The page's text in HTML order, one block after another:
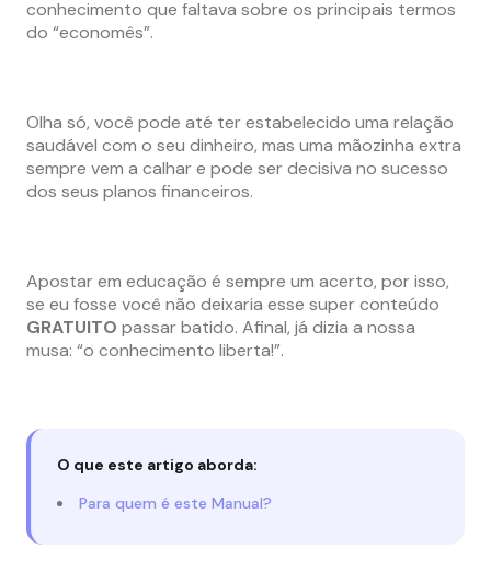
conhecimento que faltava sobre os principais termos
do “economês”.
Olha só, você pode até ter estabelecido uma relação
saudável com o seu dinheiro, mas uma mãozinha extra
sempre vem a calhar e pode ser decisiva no sucesso
dos seus planos financeiros.
Apostar em educação é sempre um acerto, por isso,
se eu fosse você não deixaria esse super conteúdo
GRATUITO passar batido. Afinal, já dizia a nossa
musa: “o conhecimento liberta!”.
O que este artigo aborda:
Para quem é este Manual?